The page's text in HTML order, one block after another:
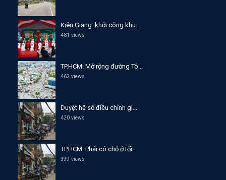
Kiên Giang: khởi công khu...
481 views
TP.HCM: Mở rộng đường Tô...
462 views
Duyệt hệ số điều chỉnh gi...
420 views
TP.HCM: Phải có chỗ ở tối...
399 views